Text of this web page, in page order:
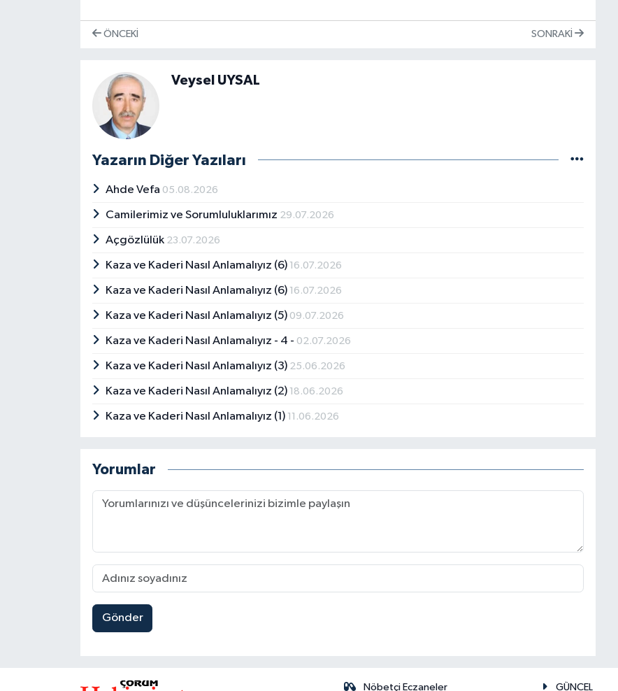
ÖNCEKI SONRAKI
Veysel UYSAL
Yazarın Diğer Yazıları
Ahde Vefa 05.08.2026
Camilerimiz ve Sorumluluklarımız 29.07.2026
Açgözlülük 23.07.2026
Kaza ve Kaderi Nasıl Anlamalıyız (6) 16.07.2026
Kaza ve Kaderi Nasıl Anlamalıyız (6) 16.07.2026
Kaza ve Kaderi Nasıl Anlamalıyız (5) 09.07.2026
Kaza ve Kaderi Nasıl Anlamalıyız - 4 - 02.07.2026
Kaza ve Kaderi Nasıl Anlamalıyız (3) 25.06.2026
Kaza ve Kaderi Nasıl Anlamalıyız (2) 18.06.2026
Kaza ve Kaderi Nasıl Anlamalıyız (1) 11.06.2026
Yorumlar
Gönder
Nöbetçi Eczaneler GÜNCEL